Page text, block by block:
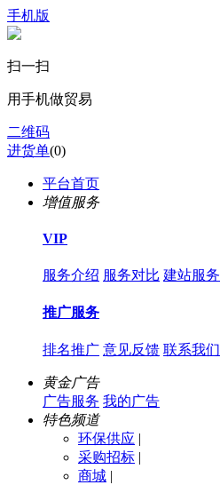
手机版
扫一扫
用手机做贸易
二维码
进货单(0)
平台首页
增值服务
VIP
服务介绍 服务对比 建站服务
推广服务
排名推广 意见反馈 联系我们
黄金广告
广告服务 我的广告
特色频道
环保供应 |
采购招标 |
商城 |